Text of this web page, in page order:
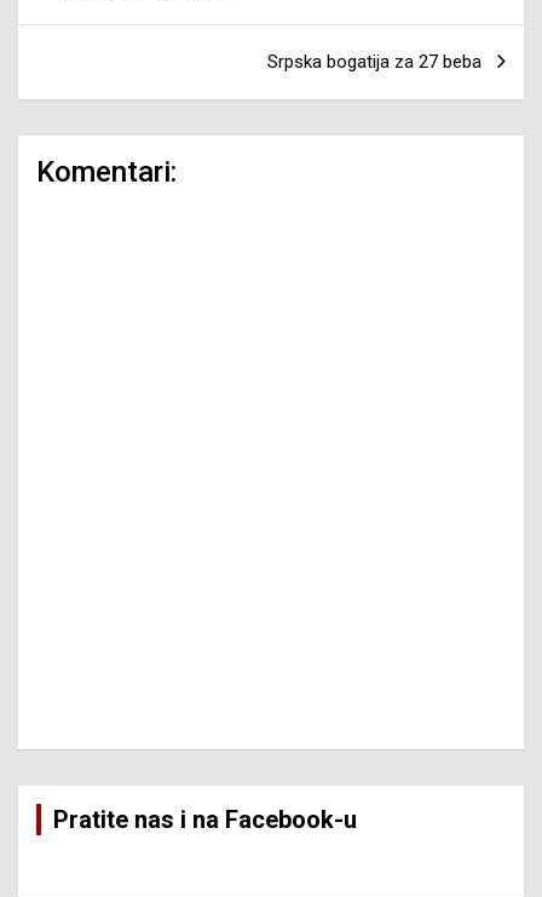
Srpska bogatija za 27 beba
Komentari:
Pratite nas i na Facebook-u